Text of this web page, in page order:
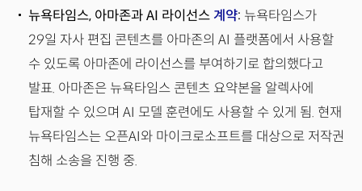
뉴욕타임스, 아마존과 AI 라이선스 계약: 뉴욕타임스가
29일 자사 편집 콘텐츠를 아마존의 AI 플랫폼에서 사용할
수 있도록 아마존에 라이선스를 부여하기로 합의했다고
발표. 아마존은 뉴욕타임스 콘텐츠 요약본을 알렉사에
탑재할 수 있으며 AI 모델 훈련에도 사용할 수 있게 됨. 현재
뉴욕타임스는 오픈AI와 마이크로소프트를 대상으로 저작권
침해 소송을 진행 중.